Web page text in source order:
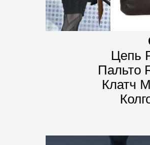
Цепь
Пальто
Клатч